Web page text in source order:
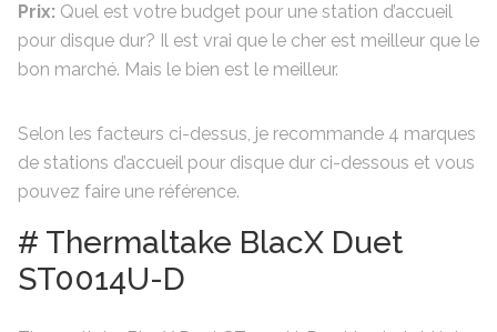
Prix: Quel est votre budget pour une station d’accueil
pour disque dur? Il est vrai que le cher est meilleur que le
bon marché. Mais le bien est le meilleur.
Selon les facteurs ci-dessus, je recommande 4 marques
de stations d’accueil pour disque dur ci-dessous et vous
pouvez faire une référence.
# Thermaltake BlacX Duet
ST0014U-D